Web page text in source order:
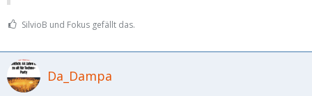
SilvioB und Fokus gefällt das.
Da_Dampa